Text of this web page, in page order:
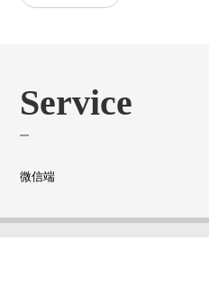
Service
微信端